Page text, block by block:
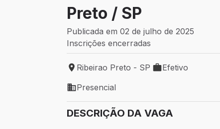
Preto / SP
Publicada em 02 de julho de 2025
Inscrições encerradas
Local de trabalho: Ribeirao Preto - SP
Ribeirao Preto - SP
Tipo de vaga:
Efetivo
Modelo de trabalho: Presencial
Presencial
DESCRIÇÃO DA VAGA